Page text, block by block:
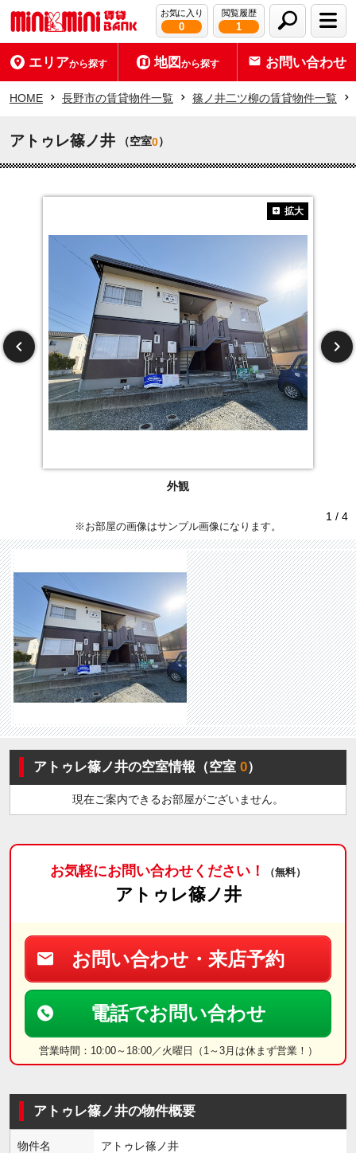
お気に入り
0
閲覧履歴
1
エリアから探す 地図から探す お問い合わせ
HOME 長野市の賃貸物件一覧 篠ノ井二ツ柳の賃貸物件一覧
アトゥレ篠ノ井 （空室0）
外観
拡大
1 / 4
※お部屋の画像はサンプル画像になります。
アトゥレ篠ノ井の空室情報（空室0）
現在ご案内できるお部屋がございません。
お気軽にお問い合わせください！ （無料）
アトゥレ篠ノ井
お問い合わせ・来店予約
電話でお問い合わせ
営業時間：10:00～18:00／火曜日（1～3月は休まず営業！）
アトゥレ篠ノ井の物件概要
物件名 アトゥレ篠ノ井